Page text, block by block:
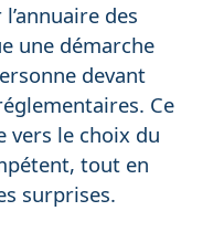
des
une démarche
devant
Ce
vers le choix du
tout en
surprises.